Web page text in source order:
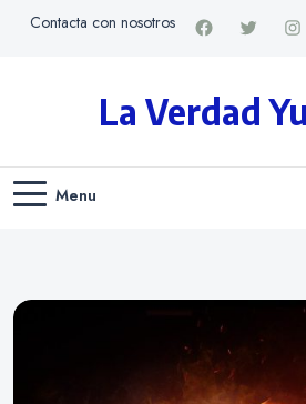
Contacta con nosotros
La Verdad
Menu